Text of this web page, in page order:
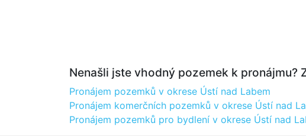
Nenašli jste vhodný pozemek k pronájmu?
Pronájem pozemků v okrese Ústí nad Labem
Pronájem komerčních pozemků v okrese Ústí nad
Pronájem pozemků pro bydlení v okrese Ústí nad